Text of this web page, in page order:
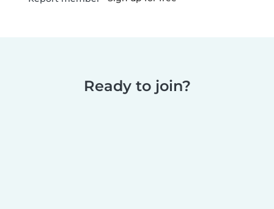
Ready to join?